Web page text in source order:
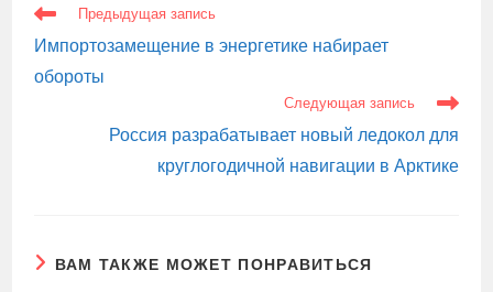
ЕЩЕ
СТАТЬИ
Предыдущая запись
Импортозамещение в энергетике набирает
обороты
Следующая запись
Россия разрабатывает новый ледокол для
круглогодичной навигации в Арктике
ВАМ ТАКЖЕ МОЖЕТ ПОНРАВИТЬСЯ